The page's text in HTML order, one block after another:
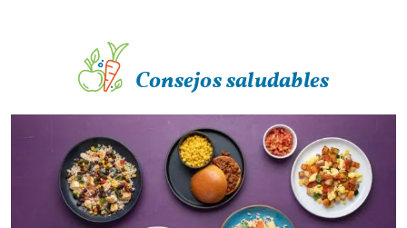
Consejos saludables